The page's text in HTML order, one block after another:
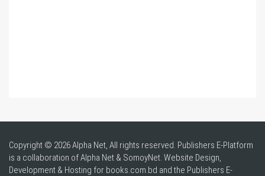
Copyright © 2026 Alpha Net, All rights reserved. Publishers E-Platform
is a collaboration of Alpha Net & SomoyNet. Website Design,
Development & Hosting for books.com.bd and the Publishers E-